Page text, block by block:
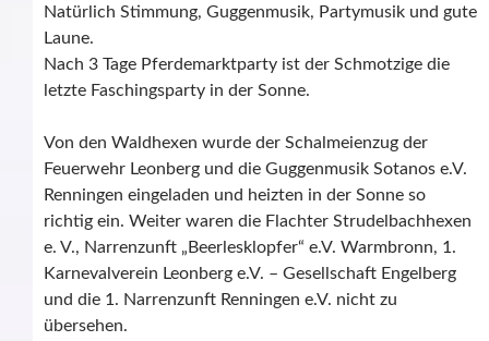
Natürlich Stimmung, Guggenmusik, Partymusik und gute
Laune.
Nach 3 Tage Pferdemarktparty ist der Schmotzige die
letzte Faschingsparty in der Sonne.
Von den Waldhexen wurde der Schalmeienzug der
Feuerwehr Leonberg und die Guggenmusik Sotanos e.V.
Renningen eingeladen und heizten in der Sonne so
richtig ein. Weiter waren die Flachter Strudelbachhexen
e. V., Narrenzunft „Beerlesklopfer“ e.V. Warmbronn, 1.
Karnevalverein Leonberg e.V. – Gesellschaft Engelberg
und die 1. Narrenzunft Renningen e.V. nicht zu
übersehen.